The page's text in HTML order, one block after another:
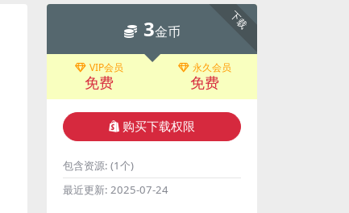
下载
3金币
VIP会员
免费
永久会员
免费
购买下载权限
包含资源: (1个)
最近更新: 2025-07-24